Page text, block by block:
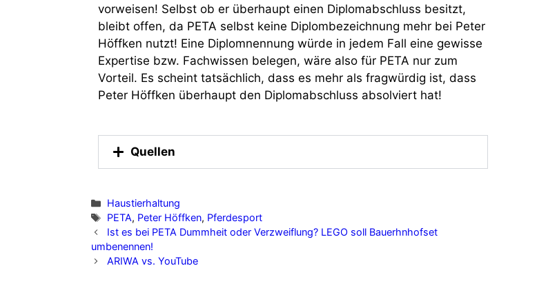
vorweisen! Selbst ob er überhaupt einen Diplomabschluss besitzt,
bleibt offen, da PETA selbst keine Diplombezeichnung mehr bei Peter
Höffken nutzt! Eine Diplomnennung würde in jedem Fall eine gewisse
Expertise bzw. Fachwissen belegen, wäre also für PETA nur zum
Vorteil. Es scheint tatsächlich, dass es mehr als fragwürdig ist, dass
Peter Höffken überhaupt den Diplomabschluss absolviert hat!
Quellen
Haustierhaltung
PETA, Peter Höffken, Pferdesport
Ist es bei PETA Dummheit oder Verzweiflung? LEGO soll Bauerhnhofset
umbenennen!
ARIWA vs. YouTube